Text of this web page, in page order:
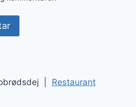
| Restaurant